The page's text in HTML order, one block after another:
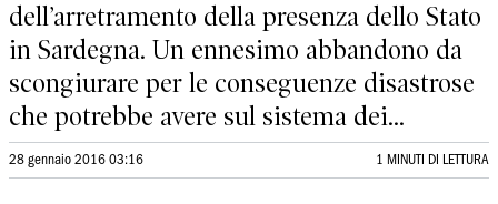
dell’arretramento della presenza dello Stato
in Sardegna. Un ennesimo abbandono da
scongiurare per le conseguenze disastrose
che potrebbe avere sul sistema dei...
28 gennaio 2016 03:16 1 MINUTI DI LETTURA